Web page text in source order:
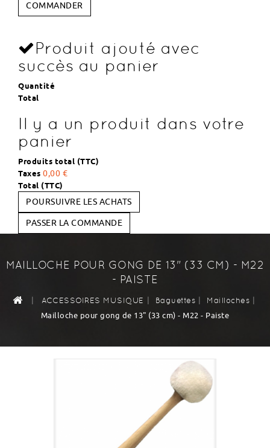
COMMANDER
Produit ajouté avec
succès au panier
Quantité
Total
Il y a un produit dans votre
panier
Produits total (TTC)
Taxes 0,00 €
Total (TTC)
POURSUIVRE LES ACHATS
PASSER LA COMMANDE
MAILLOCHE POUR GONG DE 13" (33 CM) - M22
- PAISTE
| ACCESSOIRES MUSIQUE | Baguettes | Mailloches |
Mailloche pour gong de 13" (33 cm) - M22 - Paiste